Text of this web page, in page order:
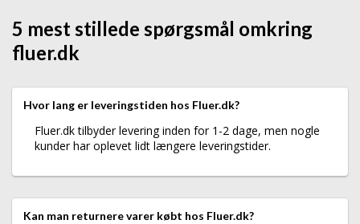
5 mest stillede spørgsmål omkring
fluer.dk
Hvor lang er leveringstiden hos Fluer.dk?
Fluer.dk tilbyder levering inden for 1-2 dage, men nogle
kunder har oplevet lidt længere leveringstider.
Kan man returnere varer købt hos Fluer.dk?